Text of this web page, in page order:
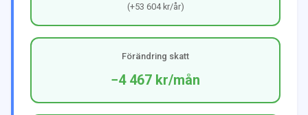
(+53 604 kr/år)
Förändring skatt
−4 467 kr/mån